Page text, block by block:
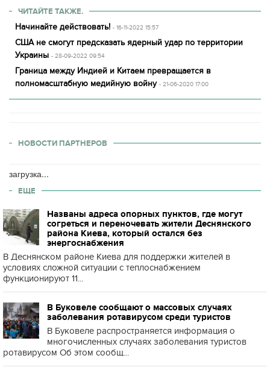
ЧИТАЙТЕ ТАКЖЕ.
Начинайте действовать! - 16-11-2022 15:57
США не смогут предсказать ядерный удар по территории
Украины - 28-09-2022 09:54
Граница между Индией и Китаем превращается в
полномасштабную медийную войну - 21-06-2020 17:00
НОВОСТИ ПАРТНЕРОВ
загрузка...
ЕЩЕ
Названы адреса опорных пунктов, где могут
согреться и переночевать жители Деснянского
района Киева, который остался без
энергоснабжения
В Деснянском районе Киева для поддержки жителей в
условиях сложной ситуации с теплоснабжением
функционируют 11...
В Буковеле сообщают о массовых случаях
заболевания ротавирусом среди туристов
В Буковеле распространяется информация о
многочисленных случаях заболевания туристов
ротавирусом Об этом сообщ...